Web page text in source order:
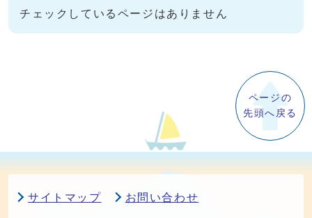
チェックしているページはありません
ページの
先頭へ戻る
サイトマップ お問い合わせ